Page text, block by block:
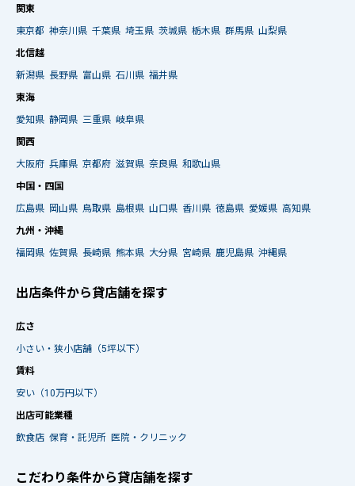
関東
東京都 神奈川県 千葉県 埼玉県 茨城県 栃木県 群馬県 山梨県
北信越
新潟県 長野県 富山県 石川県 福井県
東海
愛知県 静岡県 三重県 岐阜県
関西
大阪府 兵庫県 京都府 滋賀県 奈良県 和歌山県
中国・四国
広島県 岡山県 鳥取県 島根県 山口県 香川県 徳島県 愛媛県 高知県
九州・沖縄
福岡県 佐賀県 長崎県 熊本県 大分県 宮崎県 鹿児島県 沖縄県
出店条件から貸店舗を探す
広さ
小さい・狭小店舗（5坪以下）
賃料
安い（10万円以下）
出店可能業種
飲食店 保育・託児所 医院・クリニック
こだわり条件から貸店舗を探す